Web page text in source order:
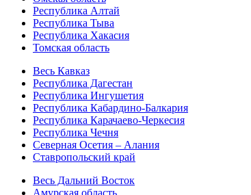
Республика Алтай
Республика Тыва
Республика Хакасия
Томская область
Весь Кавказ
Республика Дагестан
Республика Ингушетия
Республика Кабардино-Балкария
Республика Карачаево-Черкесия
Республика Чечня
Северная Осетия – Алания
Ставропольский край
Весь Дальний Восток
Амурская область